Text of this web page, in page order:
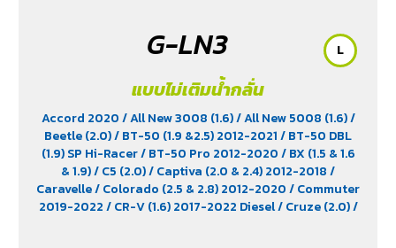
G-LN3
แบบไม่เติมน้ำกลั่น
Accord 2020/ All New 3008 (1.6)/ All New 5008 (1.6)/
Beetle (2.0)/ BT-50 (1.9 &2.5) 2012-2021/ BT-50 DBL
(1.9) SP Hi-Racer/ BT-50 Pro 2012-2020/ BX (1.5 & 1.6
& 1.9)/ C5 (2.0)/ Captiva (2.0 & 2.4) 2012-2018/
Caravelle/ Colorado (2.5 & 2.8) 2012-2020/ Commuter
2019-2022/ CR-V (1.6) 2017-2022 Diesel/ Cruze (2.0)/
L